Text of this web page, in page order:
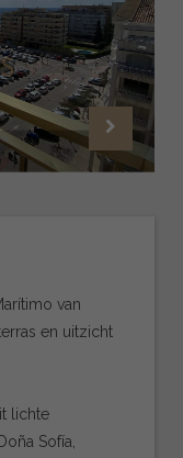
van
en uitzicht
lichte
Sofía,